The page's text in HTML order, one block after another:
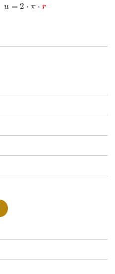
\cdot\color{red}
u=2\cdot \pi
u = 2 ⋅ π ⋅ r